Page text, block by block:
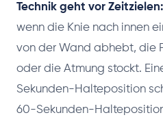
Technik geht vor Zeitzielen:
wenn die Knie nach innen
von der Wand abhebt, die
oder die Atmung stockt.
Sekunden-Halteposition
60-Sekunden-